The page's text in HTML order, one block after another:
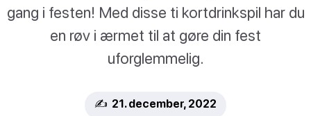
gang i festen! Med disse ti kortdrinkspil har du
en røv i ærmet til at gøre din fest
uforglemmelig.
✍️ 21. december, 2022